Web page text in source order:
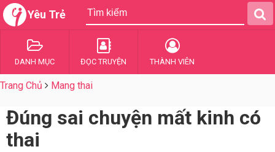
Yêu Trẻ
DANH MỤC ĐỌC TRUYỆN THÀNH VIÊN
Trang Chủ Mang thai
Đúng sai chuyện mất kinh có
thai